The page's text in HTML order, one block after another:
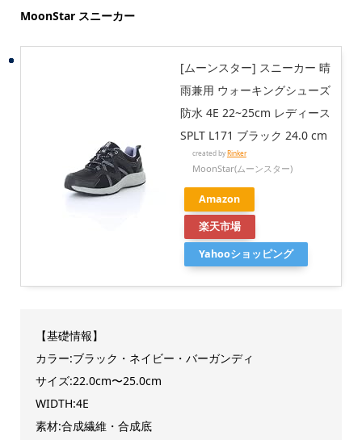
MoonStar スニーカー
[ムーンスター] スニーカー 晴
雨兼用 ウォーキングシューズ
防水 4E 22~25cm レディース
SPLT L171 ブラック 24.0 cm
created byRinker
MoonStar(ムーンスター)
Amazon
楽天市場
Yahooショッピング
【基礎情報】
カラー:ブラック・ネイビー・バーガンディ
サイズ:22.0cm〜25.0cm
WIDTH:4E
素材:合成繊維・合成底